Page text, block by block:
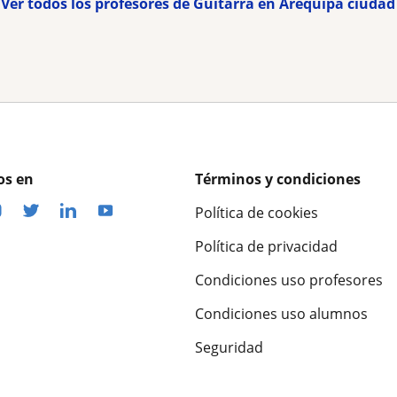
Ver todos los profesores de Guitarra en Arequipa ciudad
en
Términos y condiciones
Política de cookies
Política de privacidad
Condiciones uso profesores
Condiciones uso alumnos
Seguridad